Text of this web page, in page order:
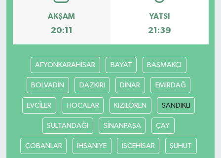
AKŞAM
20:11
YATSI
21:39
AFYONKARAHİSAR BAYAT BAŞMAKÇI
BOLVADİN DAZKIRI DİNAR EMİRDAĞ
EVCİLER HOCALAR KIZILÖREN SANDIKLI
SULTANDAĞI SİNANPAŞA ÇAY
ÇOBANLAR İHSANİYE İSCEHİSAR ŞUHUT